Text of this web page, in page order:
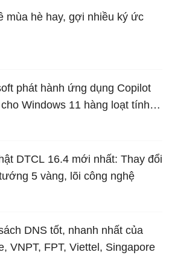
mùa hè hay, gợi nhiều ký ức
phát hành ứng dụng Copilot
Windows 11 hàng loạt tính
DTCL 16.4 mới nhất: Thay đổi
5 vàng, lõi công nghệ
DNS tốt, nhanh nhất của
VNPT, FPT, Viettel, Singapore